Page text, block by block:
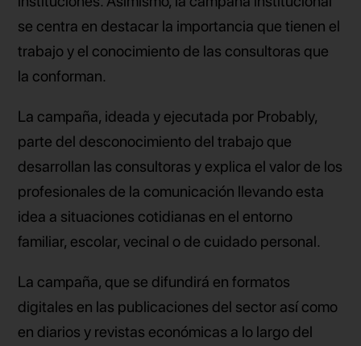
se centra en destacar la importancia que tienen el
trabajo y el conocimiento de las consultoras que
la conforman.
La campaña, ideada y ejecutada por Probably,
parte del desconocimiento del trabajo que
desarrollan las consultoras y explica el valor de los
profesionales de la comunicación llevando esta
idea a situaciones cotidianas en el entorno
familiar, escolar, vecinal o de cuidado personal.
La campaña, que se difundirá en formatos
digitales en las publicaciones del sector así como
en diarios y revistas económicas a lo largo del